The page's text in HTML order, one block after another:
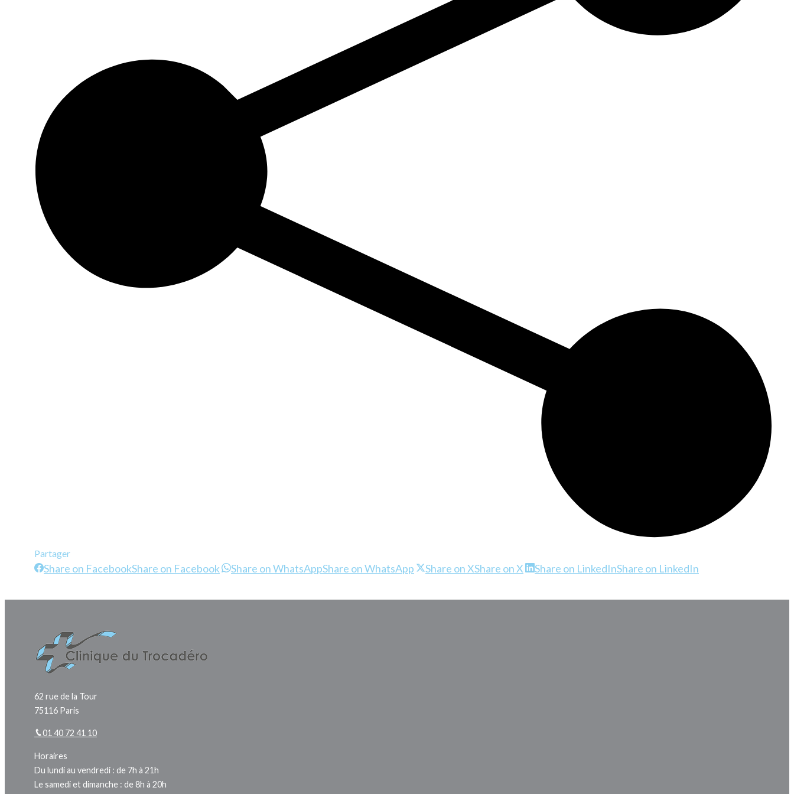
Partager
Share on FacebookShare on Facebook Share on WhatsAppShare on WhatsApp Share on XShare on X Share on LinkedInShare on LinkedIn
62 rue de la Tour
75116 Paris
01 40 72 41 10
Horaires
Du lundi au vendredi : de 7h à 21h
Le samedi et dimanche : de 8h à 20h